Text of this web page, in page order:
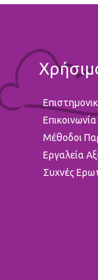
Επικοινωνία
Μέθοδοι
Εργαλεία
Συχνές